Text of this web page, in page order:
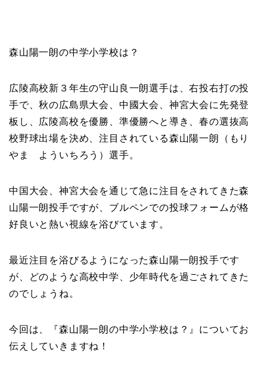
森山陽一朗の中学小学校は？
広陵高校新３年生の守山良一朗選手は、右投右打の投
手で、秋の広島県大会、中國大会、神宮大会に先発登
板し、広陵高校を優勝、準優勝へと導き、春の選抜高
校野球出場を決め、注目されている森山陽一朗（もり
やま よういちろう）選手。
中国大会、神宮大会を通じて急に注目をされてきた森
山陽一朗投手ですが、ブルペンでの投球フォームが格
好良いと熱い視線を浴びています。
最近注目を浴びるようになった森山陽一朗投手です
が、どのような高校中学、少年時代を過ごされてきた
のでしょうね。
今回は、『森山陽一朗の中学小学校は？』についてお
伝えしていきますね！